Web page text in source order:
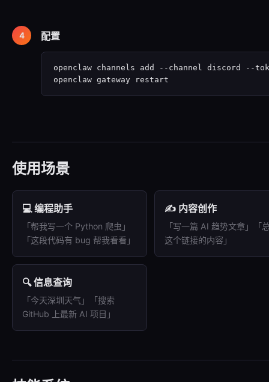
配置
openclaw channels add --channel discord --
openclaw gateway restart
使用场景
💻 编程助手
「帮我写一个 Python 爬虫」
「这段代码有 bug 帮我看看」
✍️ 内容创作
「写一篇 AI 趋势文章」「
这个链接的内容」
🔍 信息查询
「今天深圳天气」「搜索
GitHub 上最新 AI 项目」